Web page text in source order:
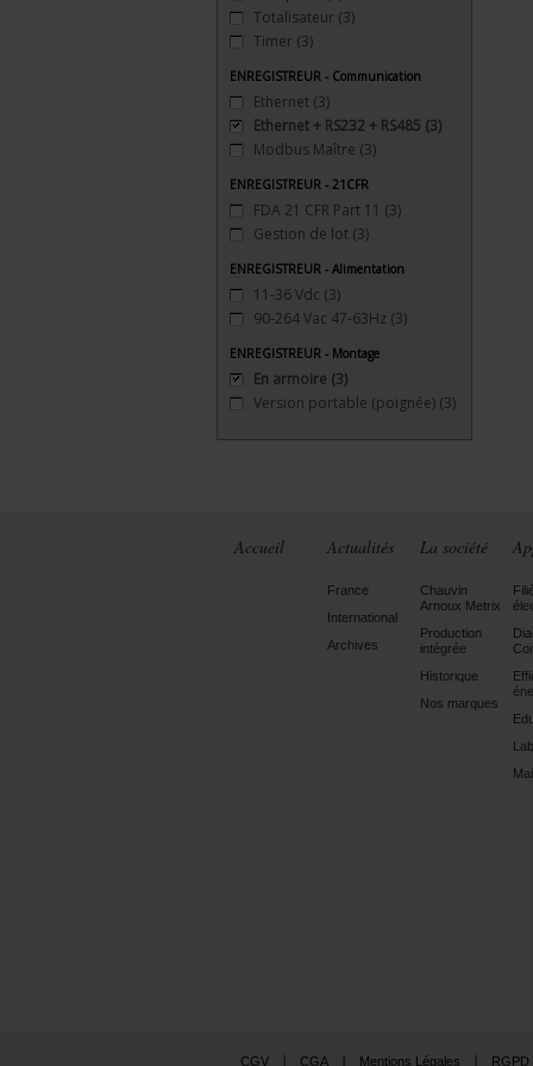
Totalisateur (3)
Timer (3)
ENREGISTREUR - Communication
Ethernet (3)
Ethernet + RS232 + RS485 (3)
Modbus Maître (3)
ENREGISTREUR - 21CFR
FDA 21 CFR Part 11 (3)
Gestion de lot (3)
ENREGISTREUR - Alimentation
11-36 Vdc (3)
90-264 Vac 47-63Hz (3)
ENREGISTREUR - Montage
En armoire (3)
Version portable (poignée) (3)
Accueil Actualités
France
International
Archives
La société
Chauvin
Arnoux Metrix
Production
intégrée
Historique
Nos marques
CGV CGA Mentions Légales RGPD